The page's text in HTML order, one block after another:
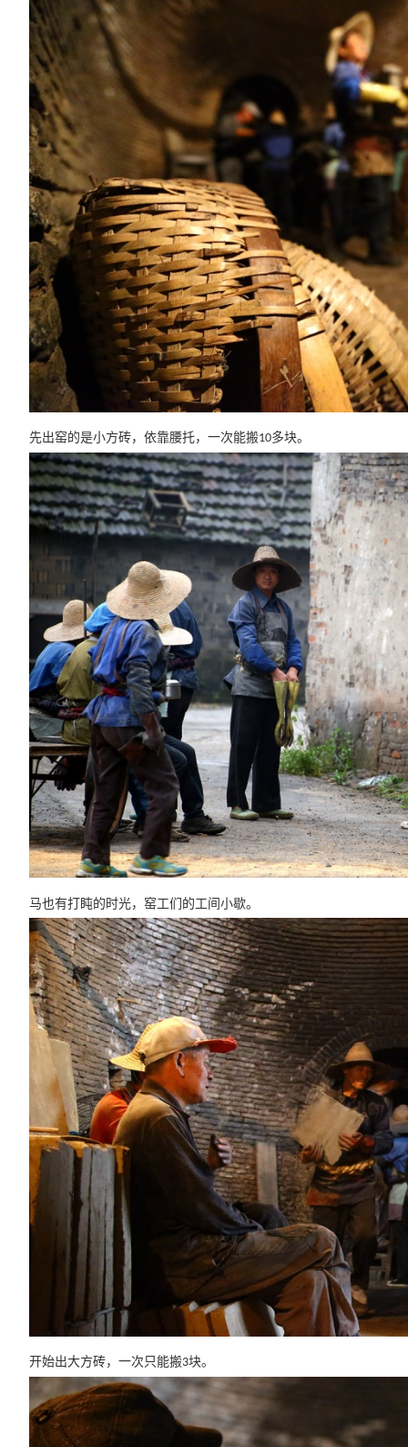
先出窑的是小方砖，依靠腰托，一次能搬10多块。
马也有打盹的时光，窑工们的工间小歇。
开始出大方砖，一次只能搬3块。